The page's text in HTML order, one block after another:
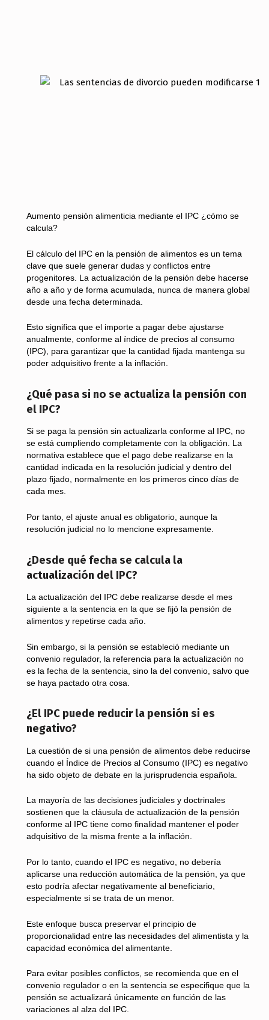
Aumento pensión alimenticia mediante el IPC ¿cómo se
calcula?
El cálculo del IPC en la pensión de alimentos es un tema
clave que suele generar dudas y conflictos entre
progenitores. La actualización de la pensión debe hacerse
año a año y de forma acumulada, nunca de manera global
desde una fecha determinada.
Esto significa que el importe a pagar debe ajustarse
anualmente, conforme al índice de precios al consumo
(IPC), para garantizar que la cantidad fijada mantenga su
poder adquisitivo frente a la inflación.
¿Qué pasa si no se actualiza la pensión con
el IPC?
Si se paga la pensión sin actualizarla conforme al IPC, no
se está cumpliendo completamente con la obligación. La
normativa establece que el pago debe realizarse en la
cantidad indicada en la resolución judicial y dentro del
plazo fijado, normalmente en los primeros cinco días de
cada mes.
Por tanto, el ajuste anual es obligatorio, aunque la
resolución judicial no lo mencione expresamente.
¿Desde qué fecha se calcula la
actualización del IPC?
La actualización del IPC debe realizarse desde el mes
siguiente a la sentencia en la que se fijó la pensión de
alimentos y repetirse cada año.
Sin embargo, si la pensión se estableció mediante un
convenio regulador, la referencia para la actualización no
es la fecha de la sentencia, sino la del convenio, salvo que
se haya pactado otra cosa.
¿El IPC puede reducir la pensión si es
negativo?
La cuestión de si una pensión de alimentos debe reducirse
cuando el Índice de Precios al Consumo (IPC) es negativo
ha sido objeto de debate en la jurisprudencia española.
La mayoría de las decisiones judiciales y doctrinales
sostienen que la cláusula de actualización de la pensión
conforme al IPC tiene como finalidad mantener el poder
adquisitivo de la misma frente a la inflación.
Por lo tanto, cuando el IPC es negativo, no debería
aplicarse una reducción automática de la pensión, ya que
esto podría afectar negativamente al beneficiario,
especialmente si se trata de un menor.
Este enfoque busca preservar el principio de
proporcionalidad entre las necesidades del alimentista y la
capacidad económica del alimentante.
Para evitar posibles conflictos, se recomienda que en el
convenio regulador o en la sentencia se especifique que la
pensión se actualizará únicamente en función de las
variaciones al alza del IPC.